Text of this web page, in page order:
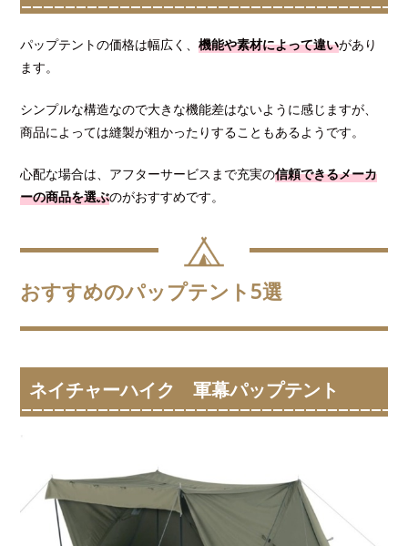
パップテントの価格は幅広く、機能や素材によって違いがあり
ます。
シンプルな構造なので大きな機能差はないように感じますが、
商品によっては縫製が粗かったりすることもあるようです。
心配な場合は、アフターサービスまで充実の信頼できるメーカ
ーの商品を選ぶのがおすすめです。
おすすめのパップテント5選
ネイチャーハイク 軍幕パップテント